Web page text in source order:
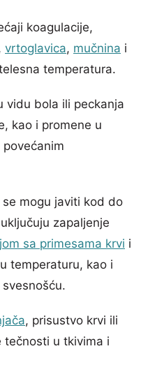
koagulacije,
vrtoglavica, mučnina i
temperatura.
vidu bola ili peckanja
kao i promene u
mogu javiti kod do
zapaljenje
sa primesama krvi i
temperaturu, kao i
, prisustvo krvi ili
tečnosti u tkivima i